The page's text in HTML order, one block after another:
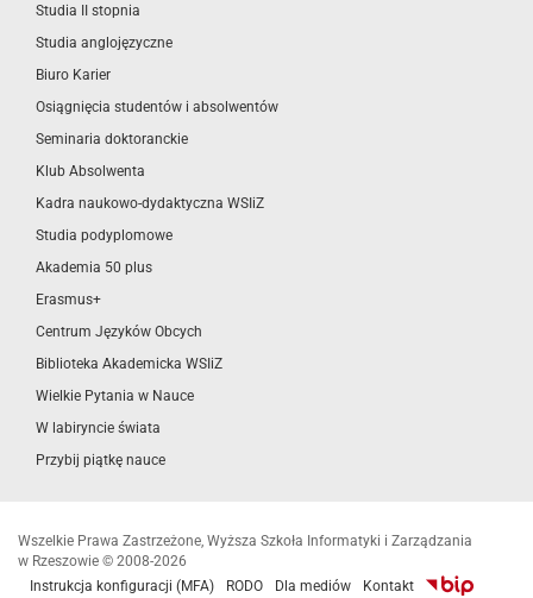
Studia II stopnia
Studia anglojęzyczne
Biuro Karier
Osiągnięcia studentów i absolwentów
Seminaria doktoranckie
Klub Absolwenta
Kadra naukowo-dydaktyczna WSIiZ
Studia podyplomowe
Akademia 50 plus
Erasmus+
Centrum Języków Obcych
Biblioteka Akademicka WSIiZ
Wielkie Pytania w Nauce
W labiryncie świata
Przybij piątkę nauce
Wszelkie Prawa Zastrzeżone, Wyższa Szkoła Informatyki i Zarządzania
w Rzeszowie © 2008-2026
Instrukcja konfiguracji (MFA)
RODO Dla mediów Kontakt